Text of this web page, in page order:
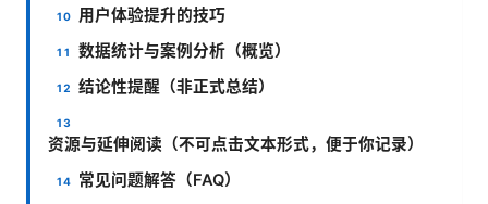
用户体验提升的技巧
数据统计与案例分析（概览）
结论性提醒（非正式总结）
资源与延伸阅读（不可点击文本形式，便于你记录）
常见问题解答（FAQ）